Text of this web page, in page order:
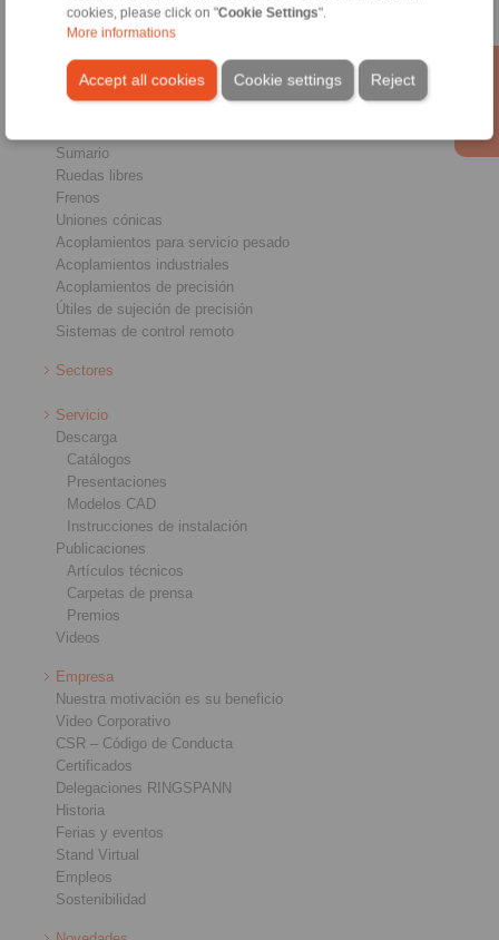
cookies, please click on "Cookie Settings".
More informations
Accept all cookies Reject
Cookie settings
Sumario
Ruedas libres
Frenos
Uniones cónicas
Acoplamientos para servicio pesado
Acoplamientos industriales
Acoplamientos de precisión
Útiles de sujeción de precisión
Sistemas de control remoto
Sectores
Servicio
Descarga
Catálogos
Presentaciones
Modelos CAD
Instrucciones de instalación
Publicaciones
Artículos técnicos
Carpetas de prensa
Premios
Videos
Empresa
Nuestra motivación es su beneficio
Video Corporativo
CSR – Código de Conducta
Certificados
Delegaciones RINGSPANN
Historia
Ferias y eventos
Stand Virtual
Empleos
Sostenibilidad